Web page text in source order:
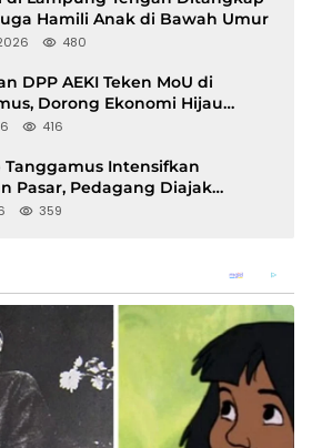
Hamili Anak di Bawah Umur
480
DPP AEKI Teken MoU di
Dorong Ekonomi Hijau
Kopi dan Perdagangan Karbon
416
Tanggamus Intensifkan
Pasar, Pedagang Diajak
Modern Talang Padang
359